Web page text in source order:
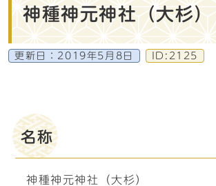
神種神元神社（大杉）
更新日： 2019年5月8日 ID:2125
名称
神種神元神社（大杉）